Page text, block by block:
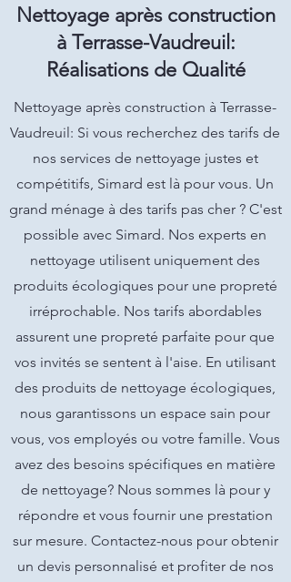
Nettoyage après construction
à Terrasse-Vaudreuil:
Réalisations de Qualité
Nettoyage après construction à Terrasse-
Vaudreuil: Si vous recherchez des tarifs de
nos services de nettoyage justes et
compétitifs, Simard est là pour vous. Un
grand ménage à des tarifs pas cher ? C'est
possible avec Simard. Nos experts en
nettoyage utilisent uniquement des
produits écologiques pour une propreté
irréprochable. Nos tarifs abordables
assurent une propreté parfaite pour que
vos invités se sentent à l'aise. En utilisant
des produits de nettoyage écologiques,
nous garantissons un espace sain pour
vous, vos employés ou votre famille. Vous
avez des besoins spécifiques en matière
de nettoyage? Nous sommes là pour y
répondre et vous fournir une prestation
sur mesure. Contactez-nous pour obtenir
un devis personnalisé et profiter de nos